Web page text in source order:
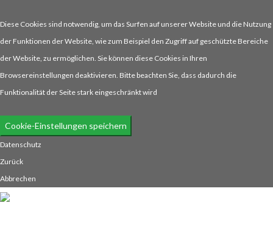
Diese Cookies sind notwendig, um das Surfen auf unserer Website und die Nutzung
der Funktionen der Website, wie zum Beispiel den Zugriff auf geschützte Bereiche
der Website, zu ermöglichen. Sie können diese Cookies in Ihren
Browsereinstellungen deaktivieren. Bitte beachten Sie, dass dadurch die
Funktionalität der Seite stark eingeschränkt wird
Cookie-Einstellungen speichern
Datenschutz
Zurück
Abbrechen